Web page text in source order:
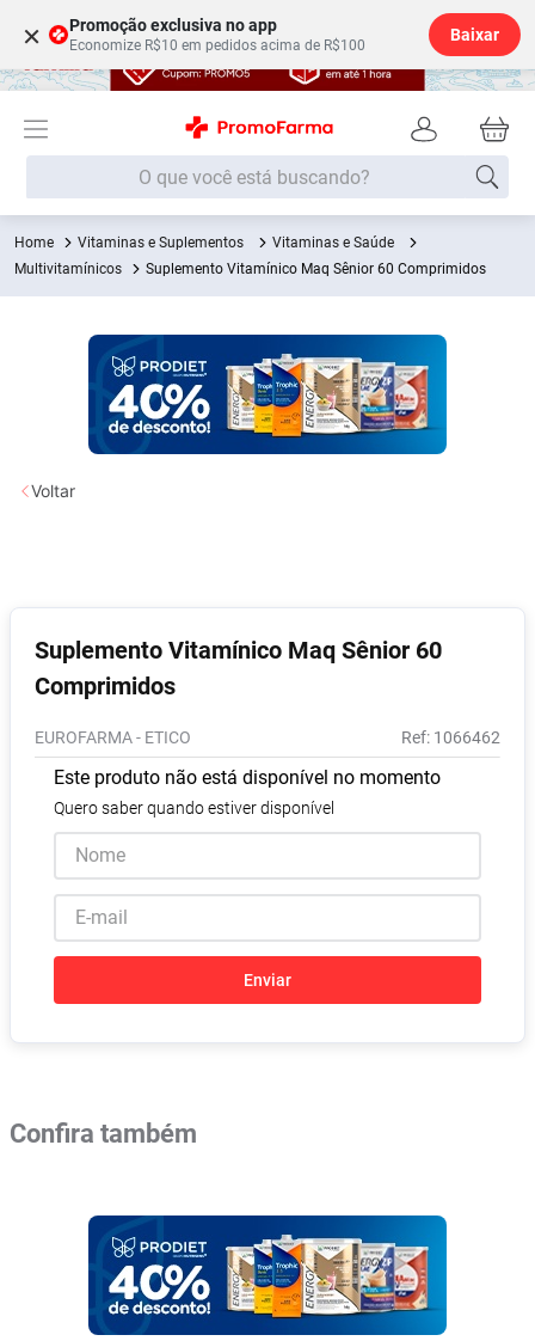
× Promoção exclusiva no app
Economize R$10 em pedidos acima de R$100
Baixar
O que você está buscando?
Vitaminas e Suplementos
Vitaminas e Saúde
Multivitamínicos
Suplemento Vitamínico Maq Sênior 60 Comprimidos
Suplemento Vitamínico Maq Sênior 60
Comprimidos
EUROFARMA - ETICO : 1066462
Este produto não está disponível no momento
Quero saber quando estiver disponível
Enviar
Voltar
Confira também
Termos mais buscados
1º Fralda
Medley
Lenço Umedecido
Fralda Xg
Fralda G
6
9º Vitamina D
10 º Lavitan